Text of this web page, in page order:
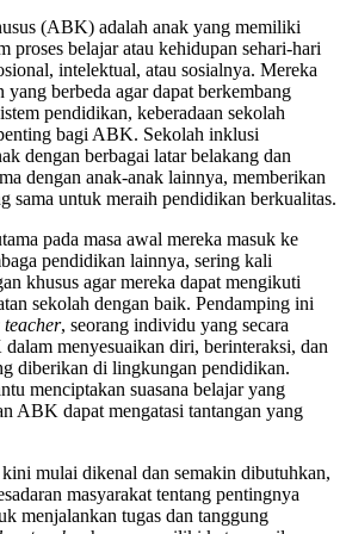
(ABK) adalah anak yang memiliki
proses belajar atau kehidupan sehari-hari
intelektual, atau sosialnya. Mereka
yang berbeda agar dapat berkembang
pendidikan, keberadaan sekolah
bagi ABK. Sekolah inklusi
dengan berbagai latar belakang dan
dengan anak-anak lainnya, memberikan
sama untuk meraih pendidikan berkualitas.
pada masa awal mereka masuk ke
pendidikan lainnya, sering kali
khusus agar mereka dapat mengikuti
sekolah dengan baik. Pendamping ini
teacher, seorang individu yang secara
menyesuaikan diri, berinteraksi, dan
diberikan di lingkungan pendidikan.
menciptakan suasana belajar yang
ABK dapat mengatasi tantangan yang
mulai dikenal dan semakin dibutuhkan,
masyarakat tentang pentingnya
menjalankan tugas dan tanggung